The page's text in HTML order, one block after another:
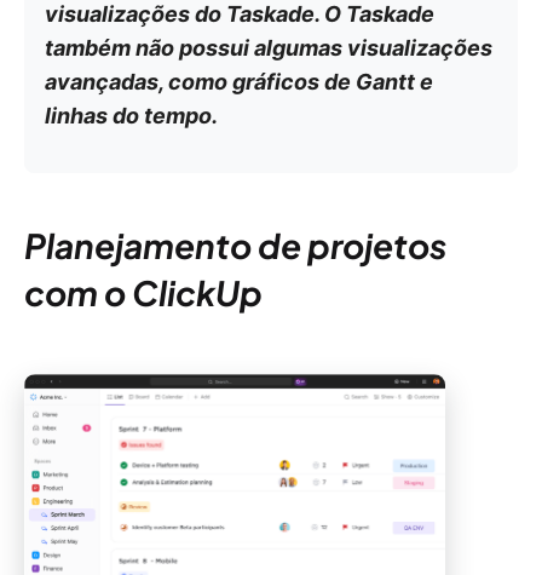
visualizações do Taskade. O Taskade
também não possui algumas visualizações
avançadas, como gráficos de Gantt e
linhas do tempo.
Planejamento de projetos
com o ClickUp